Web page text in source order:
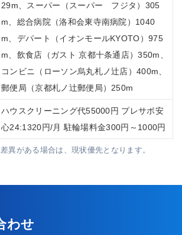
29m、スーパー（スーパー フジタ）305
m、総合病院（洛和会東寺南病院）1040
m、デパート（イオンモールKYOTO）975
m、飲食店（ガスト 京都十条通店）350m、
コンビニ（ローソン烏丸札ノ辻店）400m、
郵便局（京都札ノ辻郵便局）250m
ハウスクリーニング代55000円 プレサポ安
心24:1320円/月 駐輪場料金300円～1000円
異がある場合は、現状優先となります。
わせ